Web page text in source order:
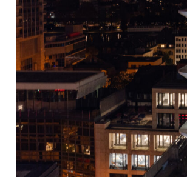
Nestlé feiert
Eröffnung der neuen
Deutschlandzentrale
11. Dezember 2024